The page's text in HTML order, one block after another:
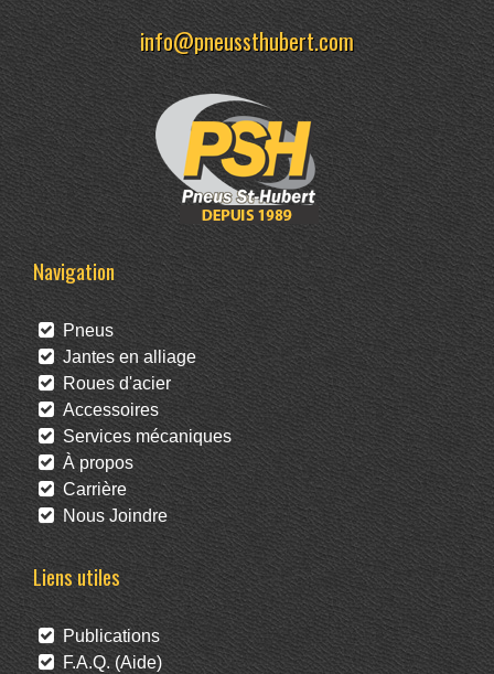
info@pneussthubert.com
Navigation
Pneus
Jantes en alliage
Roues d'acier
Accessoires
Services mécaniques
À propos
Carrière
Nous Joindre
Liens utiles
Publications
F.A.Q. (Aide)